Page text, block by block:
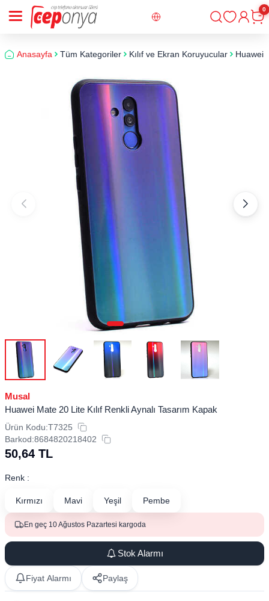
Giriş
0
Anasayfa Tüm Kategoriler Kılıf ve Ekran Koruyucular Huawei
Musal
Huawei Mate 20 Lite Kılıf Renkli Aynalı Tasarım Kapak
Ürün Kodu:T7325
Barkod:8684820218402
50,64 TL
Renk :
Kırmızı Mavi Yeşil Pembe
En geç 10 Ağustos Pazartesi kargoda
Stok Alarmı
Fiyat Alarmı Paylaş